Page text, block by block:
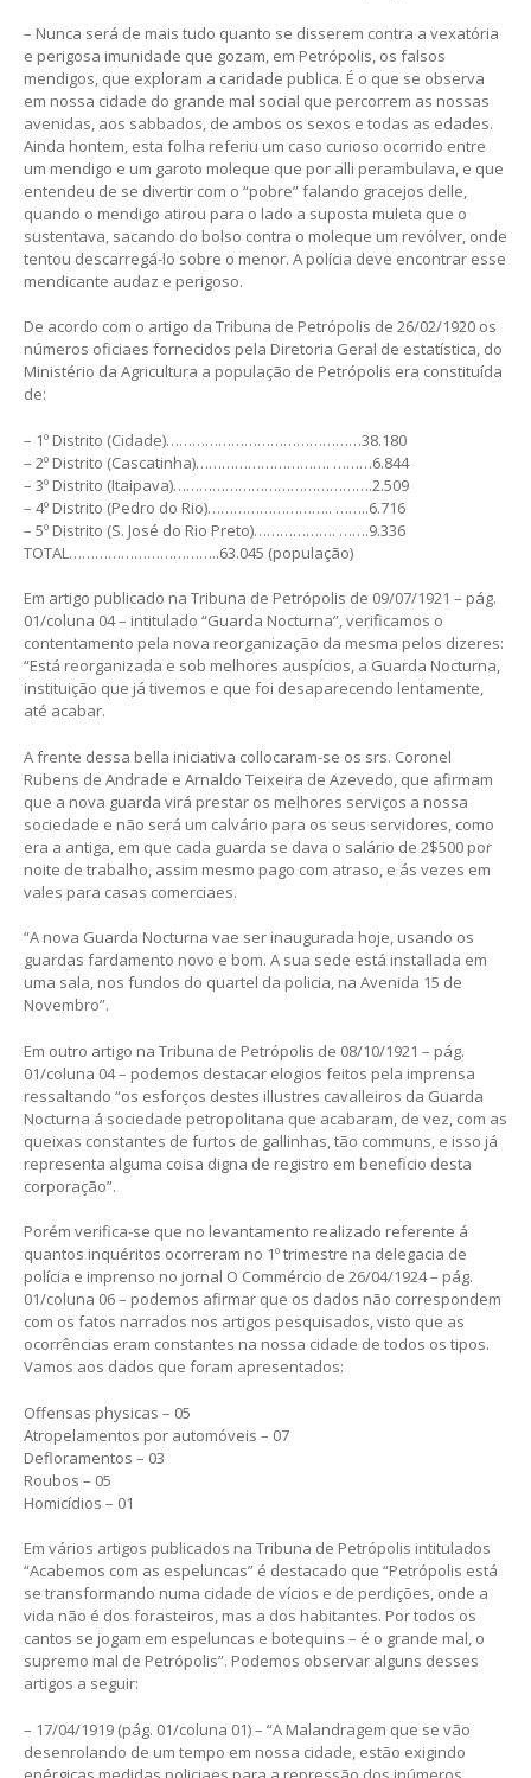
– Nunca será de mais tudo quanto se disserem contra a vexatória
e perigosa imunidade que gozam, em Petrópolis, os falsos
mendigos, que exploram a caridade publica. É o que se observa
em nossa cidade do grande mal social que percorrem as nossas
avenidas, aos sabbados, de ambos os sexos e todas as edades.
Ainda hontem, esta folha referiu um caso curioso ocorrido entre
um mendigo e um garoto moleque que por alli perambulava, e que
entendeu de se divertir com o “pobre” falando gracejos delle,
quando o mendigo atirou para o lado a suposta muleta que o
sustentava, sacando do bolso contra o moleque um revólver, onde
tentou descarregá-lo sobre o menor. A polícia deve encontrar esse
mendicante audaz e perigoso.
De acordo com o artigo da Tribuna de Petrópolis de 26/02/1920 os
números oficiaes fornecidos pela Diretoria Geral de estatística, do
Ministério da Agricultura a população de Petrópolis era constituída
de:
– 1º Distrito (Cidade)………………………………………38.180
– 2º Distrito (Cascatinha)…………………………. ………6.844
– 3º Distrito (Itaipava)……………………………………….2.509
– 4º Distrito (Pedro do Rio)……………………….. ……..6.716
– 5º Distrito (S. José do Rio Preto)………………. …….9.336
TOTAL……………………………..63.045 (população)
Em artigo publicado na Tribuna de Petrópolis de 09/07/1921 – pág.
01/coluna 04 – intitulado “Guarda Nocturna”, verificamos o
contentamento pela nova reorganização da mesma pelos dizeres:
“Está reorganizada e sob melhores auspícios, a Guarda Nocturna,
instituição que já tivemos e que foi desaparecendo lentamente,
até acabar.
A frente dessa bella iniciativa collocaram-se os srs. Coronel
Rubens de Andrade e Arnaldo Teixeira de Azevedo, que afirmam
que a nova guarda virá prestar os melhores serviços a nossa
sociedade e não será um calvário para os seus servidores, como
era a antiga, em que cada guarda se dava o salário de 2$500 por
noite de trabalho, assim mesmo pago com atraso, e ás vezes em
vales para casas comerciaes.
“A nova Guarda Nocturna vae ser inaugurada hoje, usando os
guardas fardamento novo e bom. A sua sede está installada em
uma sala, nos fundos do quartel da policia, na Avenida 15 de
Novembro”.
Em outro artigo na Tribuna de Petrópolis de 08/10/1921 – pág.
01/coluna 04 – podemos destacar elogios feitos pela imprensa
ressaltando “os esforços destes illustres cavalleiros da Guarda
Nocturna á sociedade petropolitana que acabaram, de vez, com as
queixas constantes de furtos de gallinhas, tão communs, e isso já
representa alguma coisa digna de registro em beneficio desta
corporação”.
Porém verifica-se que no levantamento realizado referente á
quantos inquéritos ocorreram no 1º trimestre na delegacia de
polícia e imprenso no jornal O Commércio de 26/04/1924 – pág.
01/coluna 06 – podemos afirmar que os dados não correspondem
com os fatos narrados nos artigos pesquisados, visto que as
ocorrências eram constantes na nossa cidade de todos os tipos.
Vamos aos dados que foram apresentados:
Offensas physicas – 05
Atropelamentos por automóveis – 07
Defloramentos – 03
Roubos – 05
Homicídios – 01
Em vários artigos publicados na Tribuna de Petrópolis intitulados
“Acabemos com as espeluncas” é destacado que “Petrópolis está
se transformando numa cidade de vícios e de perdições, onde a
vida não é dos forasteiros, mas a dos habitantes. Por todos os
cantos se jogam em espeluncas e botequins – é o grande mal, o
supremo mal de Petrópolis”. Podemos observar alguns desses
artigos a seguir:
– 17/04/1919 (pág. 01/coluna 01) – “A Malandragem que se vão
desenrolando de um tempo em nossa cidade, estão exigindo